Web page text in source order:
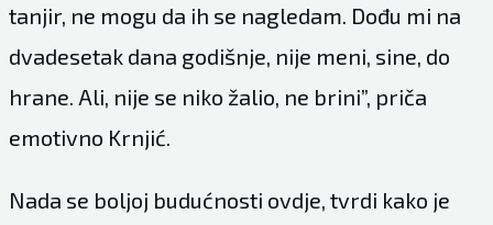
tanjir, ne mogu da ih se nagledam. Dođu mi na
dvadesetak dana godišnje, nije meni, sine, do
hrane. Ali, nije se niko žalio, ne brini”, priča
emotivno Krnjić.
Nada se boljoj budućnosti ovdje, tvrdi kako je